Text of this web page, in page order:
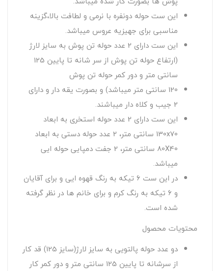
این ست حوله دونفره با نرمی و لطافت بالا،گزینه
مناسبی برای جهیزیه عروس میباشد.
این ست دارای 2 عدد حوله تن پوش به سایز لارژ
(ارتفاع حوله تن پوش از سر شانه تا پایین 125
سانتی متر و دور کمر حوله تن پوش
120 سانتی متر میباشد) و بصورت یقه دار و دارای
2 جیب و کلاه دار میباشند.
این ست دارای 2 عدد حوله استخری به ابعاد
130x70 سانتی متر، 2 عدد حوله دستی به ابعاد
80X40 سانتی متر، 2 جفت دمپایی حوله ایی
میباشد.
در این ست 6 تیکه به رنگ قهوه ایی و برای آقایان
و 6 تیکه به رنگ کرم و برای خانم ها در نظر گرفته
شده است.
محتویات محصول
دو عدد حوله پالتویی به سایز لارژ(سایز 125) قد کار
از سرشانه تا پایین 125 سانتی متر و دور کمر کار